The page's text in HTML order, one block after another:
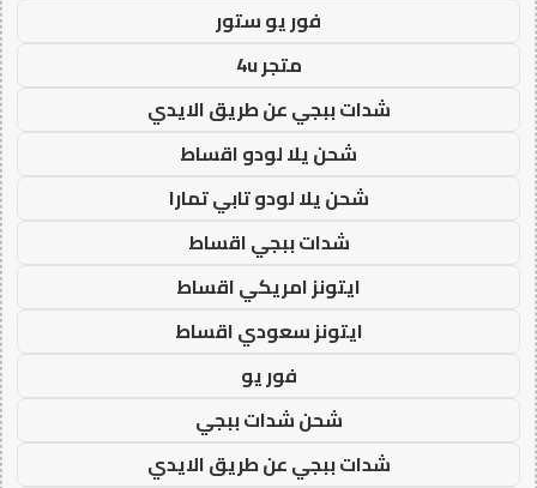
فور يو ستور
متجر 4u
شدات ببجي عن طريق الايدي
شحن يلا لودو اقساط
شحن يلا لودو تابي تمارا
شدات ببجي اقساط
ايتونز امريكي اقساط
ايتونز سعودي اقساط
فور يو
شحن شدات ببجي
شدات ببجي عن طريق الايدي